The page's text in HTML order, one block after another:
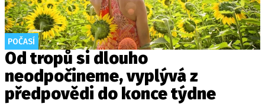
POČASÍ
Od tropů si dlouho
neodpočineme, vyplývá z
předpovědi do konce týdne